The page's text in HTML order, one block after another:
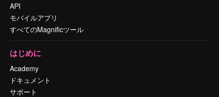
API
モバイルアプリ
すべてのMagnificツール
はじめに
Academy
ドキュメント
サポート